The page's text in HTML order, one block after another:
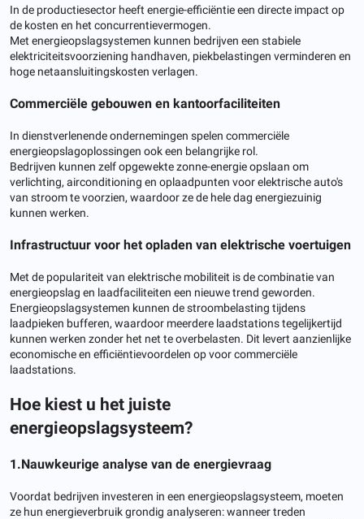
In de productiesector heeft energie-efficiëntie een directe impact op
de kosten en het concurrentievermogen.
Met energieopslagsystemen kunnen bedrijven een stabiele
elektriciteitsvoorziening handhaven, piekbelastingen verminderen en
hoge netaansluitingskosten verlagen.
Commerciële gebouwen en kantoorfaciliteiten
In dienstverlenende ondernemingen spelen commerciële
energieopslagoplossingen ook een belangrijke rol.
Bedrijven kunnen zelf opgewekte zonne-energie opslaan om
verlichting, airconditioning en oplaadpunten voor elektrische auto's
van stroom te voorzien, waardoor ze de hele dag energiezuinig
kunnen werken.
Infrastructuur voor het opladen van elektrische voertuigen
Met de populariteit van elektrische mobiliteit is de combinatie van
energieopslag en laadfaciliteiten een nieuwe trend geworden.
Energieopslagsystemen kunnen de stroombelasting tijdens
laadpieken bufferen, waardoor meerdere laadstations tegelijkertijd
kunnen werken zonder het net te overbelasten. Dit levert aanzienlijke
economische en efficiëntievoordelen op voor commerciële
laadstations.
Hoe kiest u het juiste
energieopslagsysteem?
1.Nauwkeurige analyse van de energievraag
Voordat bedrijven investeren in een energieopslagsysteem, moeten
ze hun energieverbruik grondig analyseren: wanneer treden